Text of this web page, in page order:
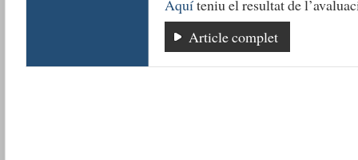
Aquíteniu el resultat de
Article complet